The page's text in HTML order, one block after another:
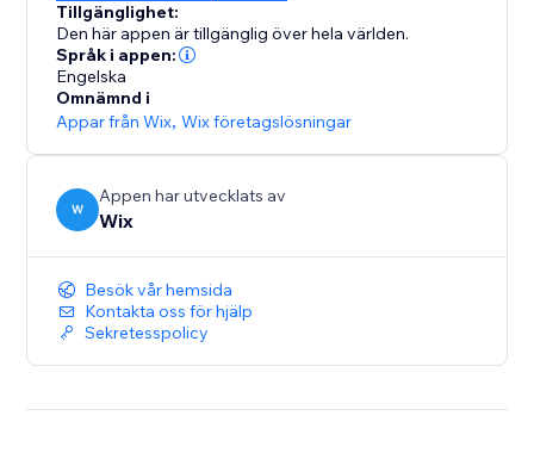
Tillgänglighet:
Den här appen är tillgänglig över hela världen.
Språk i appen:
Engelska
Omnämnd i
Appar från Wix,Wix företagslösningar
W
Appen har utvecklats av
Wix
Besök vår hemsida
Kontakta oss för hjälp
Sekretesspolicy